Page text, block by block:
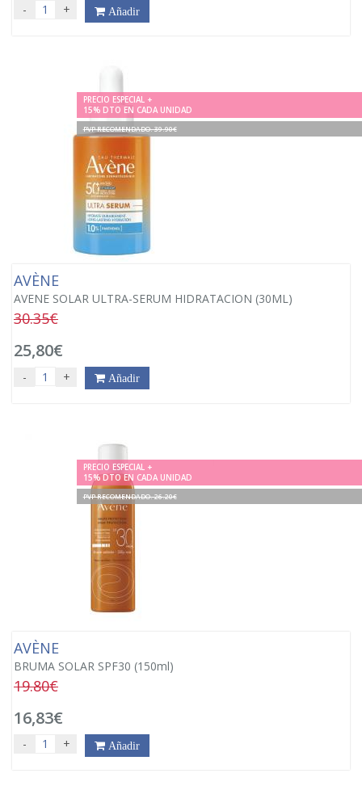
- + Añadir
PRECIO ESPECIAL +
15% DTO EN CADA UNIDAD
PVP RECOMENDADO. 39.90€
AVÈNE
AVENE SOLAR ULTRA-SERUM HIDRATACION (30ML)
30.35€
25,80€
- + Añadir
PRECIO ESPECIAL +
15% DTO EN CADA UNIDAD
PVP RECOMENDADO. 26.20€
AVÈNE
BRUMA SOLAR SPF30 (150ml)
19.80€
16,83€
- + Añadir